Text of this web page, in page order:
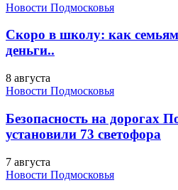
Новости Подмосковья
Скоро в школу: как
деньги..
8 августа
Новости Подмосковья
Безопасность на дорогах
установили 73 светофора
7 августа
Новости Подмосковья